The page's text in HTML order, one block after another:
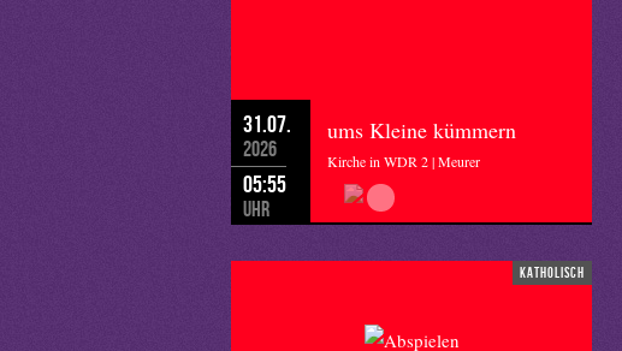
31.07.
2026
05:55
Uhr
ums Kleine kümmern
Kirche in WDR 2 | Meurer
katholisch